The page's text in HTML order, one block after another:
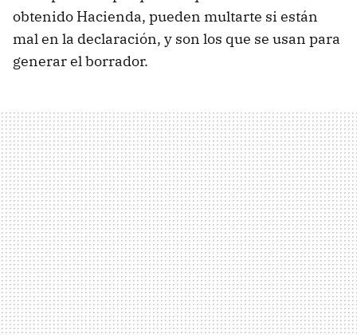
obtenido Hacienda, pueden multarte si están
mal en la declaración, y son los que se usan para
generar el borrador.